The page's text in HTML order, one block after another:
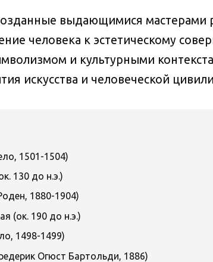
выдающимися мастерами
человека к эстетическому
и культурными
искусства и человеческой
1501-1504)
130 до н.э.)
1880-1904)
(ок. 190 до н.э.)
1498-1499)
Огюст Бартольди, 1886)